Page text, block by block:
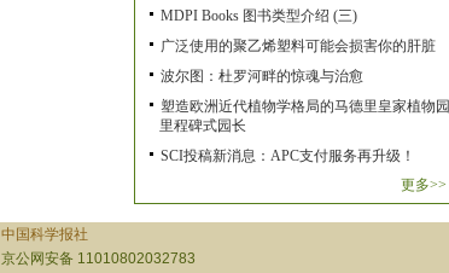
MDPI Books 图书类型介绍 (三)
广泛使用的聚乙烯塑料可能会损害你的肝脏
波尔图：杜罗河畔的惊魂与治愈
塑造欧洲近代植物学格局的马德里皇家植物园
里程碑式园长
SCI投稿新消息：APC支付服务再升级！
更多>>
中国科学报社
京公网安备 11010802032783